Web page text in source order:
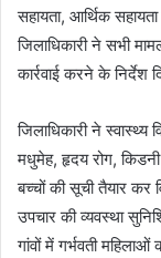
सहायता, आर्थिक
जिलाधिकारी ने सभी
कार्रवाई करने के निर्देश
जिलाधिकारी ने स्वास्थ्य
मधुमेह, हृदय रोग,
बच्चों की सूची तैयार कर
उपचार की व्यवस्था
गांवों में गर्भवती